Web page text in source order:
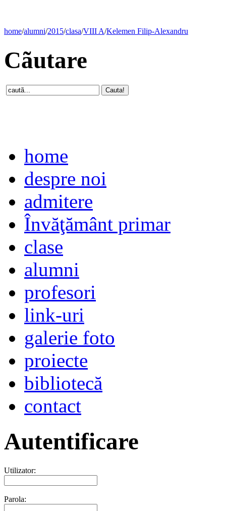
home/alumni/2015/clasa/VIII A/Kelemen Filip-Alexandru
Cãutare
home
despre noi
admitere
Învăţământ primar
clase
alumni
profesori
link-uri
galerie foto
proiecte
bibliotecă
contact
Autentificare
Utilizator:
Parola: